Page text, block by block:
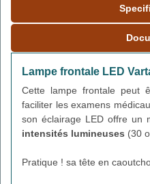
Lampe frontale LED
Cette lampe frontale peut
faciliter les examens
son éclairage LED offre un
intensités lumineuses (30
Pratique ! sa tête en